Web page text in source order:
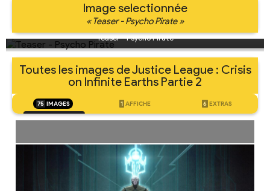
Image selectionnée
« Teaser - Psycho Pirate »
Teaser - Psycho Pirate
Toutes les images de Justice League : Crisis
on Infinite Earths Partie 2
75 IMAGES 1 AFFICHE 6 EXTRAS